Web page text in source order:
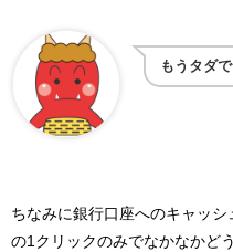
もうタダ
ちなみに銀行口座へのキャッ
の1クリックのみでなかなかど